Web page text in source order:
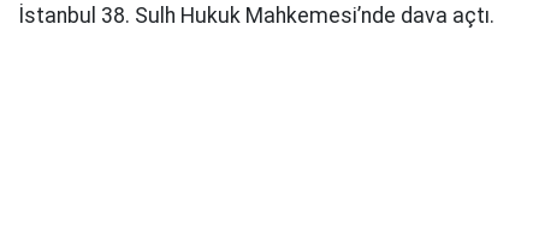
İstanbul 38. Sulh Hukuk Mahkemesi’nde dava açtı.